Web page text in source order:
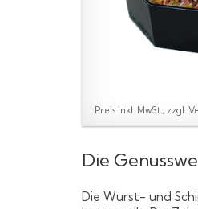
Preis inkl. MwSt., zzgl.
Die
Die Wurst- und